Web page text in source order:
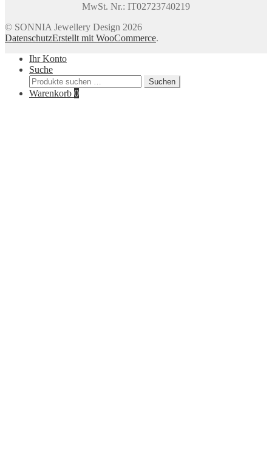
MwSt. Nr.: IT02723740219
© SONNIA Jewellery Design 2026
DatenschutzErstellt mit WooCommerce.
Ihr Konto
Suche
Suchen
nach:
Suchen
Warenkorb 0